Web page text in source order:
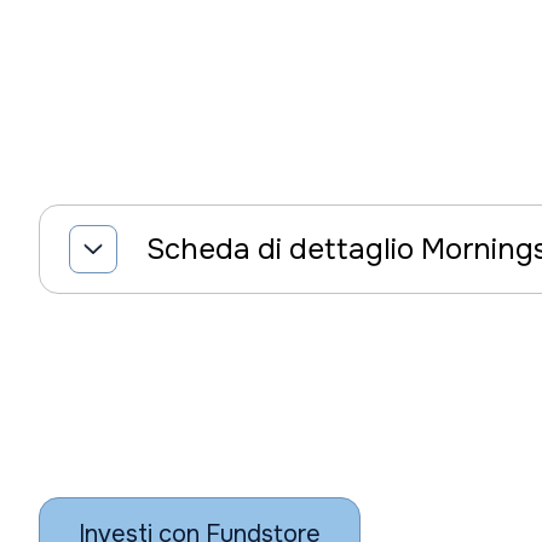
Scheda di dettaglio
Investi con Fundstore